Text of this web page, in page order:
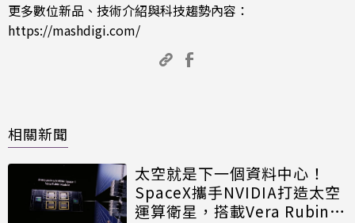
更多數位新品、技術介紹與科技趨勢內容：
https://mashdigi.com/
相關新聞
太空就是下一個資料中心！
SpaceX攜手NVIDIA打造太空
運算衛星，搭載Vera Rubin運